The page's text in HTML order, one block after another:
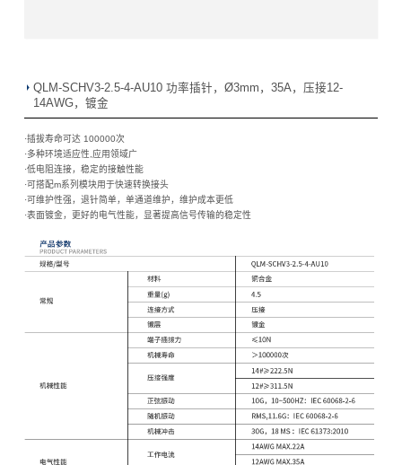
QLM-SCHV3-2.5-4-AU10 功率插针，Ø3mm，35A，压接12-
14AWG，镀金
·插拔寿命可达 100000次
·多种环境适应性,应用领域广
·低电阻连接，稳定的接触性能
·可搭配m系列模块用于快速转换接头
·可维护性强，退针简单，单通道维护，维护成本更低
·表面镀金，更好的电气性能，显著提高信号传输的稳定性